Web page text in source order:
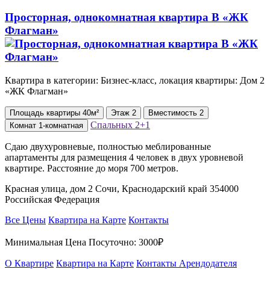
Просторная, однокомнатная квартира В «ЖК
Флагман»
Квартира в категории: Бизнес-класс, локация квартиры: Дом 2
«ЖК Флагман»
Площадь квартиры 40м² Этаж 2 Вместимость 2
Комнат 1-комнатная Спальных 2+1
Сдаю двухуровневые, полностью меблированные
апартаменты для размещения 4 человек в двух уровневой
квартире. Расстояние до моря 700 метров.
Красная улица, дом 2 Сочи, Краснодарский край 354000
Российская Федерация
Все Цены Квартира на Карте Контакты
Минимальная Цена Посуточно: 3000₽
О Квартире Квартира на Карте Контакты Арендодателя